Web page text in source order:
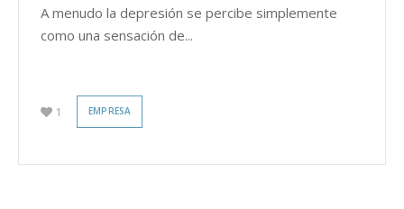
A menudo la depresión se percibe simplemente
como una sensación de...
1 EMPRESA